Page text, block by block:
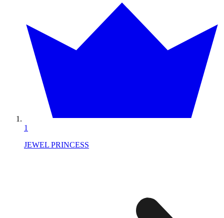
1
JEWEL PRINCESS